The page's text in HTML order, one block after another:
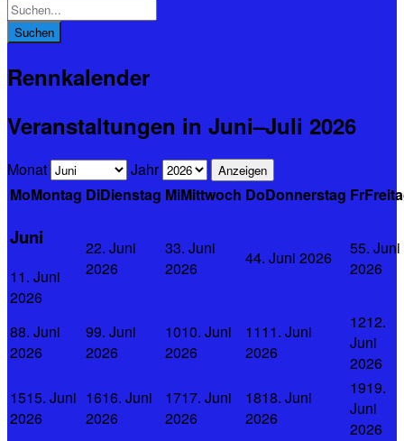
Rennkalender
Veranstaltungen in Juni–Juli 2026
Monat
Jahr
MoMontag DiDienstag MiMittwoch DoDonnerstag Fr
Juni
11. Juni
2026
22. Juni
2026
33. Juni
2026
44. Juni 2026 55. Juni
2026
88. Juni
2026
99. Juni
2026
1010. Juni
2026
1111. Juni
2026
1212.
Juni
2026
1515. Juni
2026
1616. Juni
2026
1717. Juni
2026
1818. Juni
2026
1919.
Juni
2026